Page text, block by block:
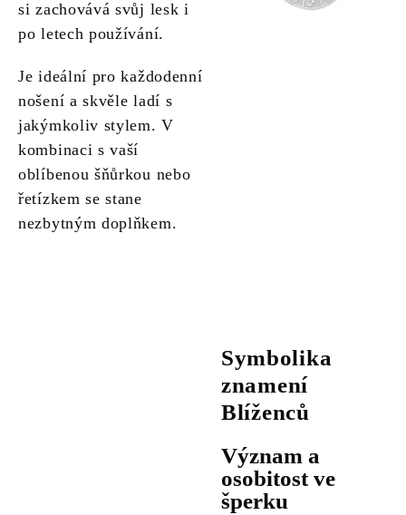
si zachovává svůj lesk i
po letech používání.
Je ideální pro každodenní
nošení a skvěle ladí s
jakýmkoliv stylem. V
kombinaci s vaší
oblíbenou šňůrkou nebo
řetízkem se stane
nezbytným doplňkem.
Symbolika
znamení
Blíženců
Význam a
osobitost ve
šperku